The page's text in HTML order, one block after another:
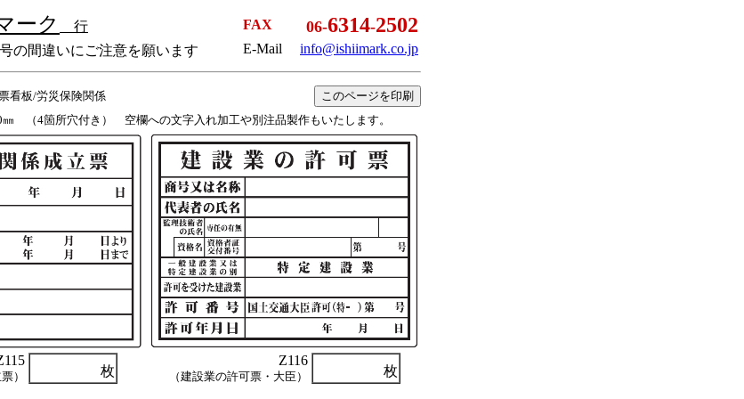
ーク 行 FAX 06-6314-2502
E-Mail info@ishiimark.co.jp
の間違いにご注意を願います
看板/労災保険関係
このページを印刷
（4箇所穴付き） 空欄への文字入れ加工や別注品製作もいたします。
） 枚
Z116
（建設業の許可票・大臣） 枚